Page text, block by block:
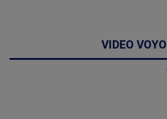
VIDEO VOYO